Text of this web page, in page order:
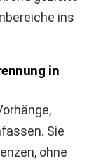
ins
in
Sie
ohne